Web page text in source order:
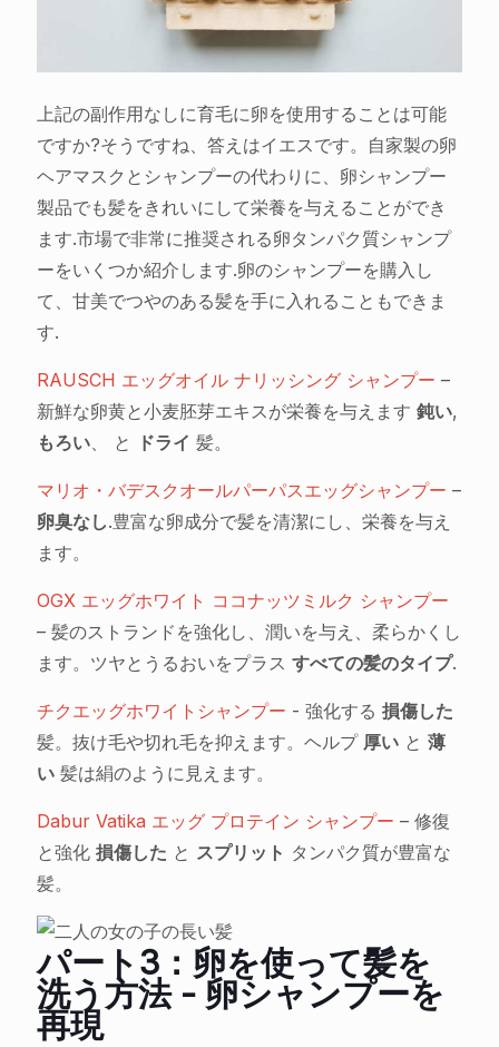
上記の副作用なしに育毛に卵を使用することは可能
ですか?そうですね、答えはイエスです。自家製の卵
ヘアマスクとシャンプーの代わりに、卵シャンプー
製品でも髪をきれいにして栄養を与えることができ
ます.市場で非常に推奨される卵タンパク質シャンプ
ーをいくつか紹介します.卵のシャンプーを購入し
て、甘美でつやのある髪を手に入れることもできま
す.
RAUSCH エッグオイル ナリッシング シャンプー –
新鮮な卵黄と小麦胚芽エキスが栄養を与えます 鈍い,
もろい、 と ドライ 髪。
マリオ・バデスクオールパーパスエッグシャンプー –
卵臭なし.豊富な卵成分で髪を清潔にし、栄養を与え
ます。
OGX エッグホワイト ココナッツミルク シャンプー
– 髪のストランドを強化し、潤いを与え、柔らかくし
ます。ツヤとうるおいをプラス すべての髪のタイプ.
チクエッグホワイトシャンプー - 強化する 損傷した
髪。抜け毛や切れ毛を抑えます。ヘルプ 厚い と 薄
い 髪は絹のように見えます。
Dabur Vatika エッグ プロテイン シャンプー – 修復
と強化 損傷した と スプリット タンパク質が豊富な
髪。
パート3：卵を使って髪を
洗う方法 - 卵シャンプーを
再現